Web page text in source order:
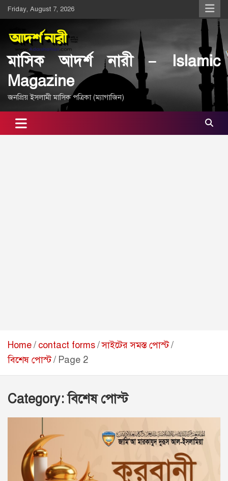
Skip
to
content
Friday, August 7, 2026
মাসিক আদর্শ নারী – Islamic
Magazine
জনপ্রিয় ইসলামী মাসিক পত্রিকা (ম্যাগাজিন)
Home contact forms সাইটের সমস্ত পোস্ট
বিশেষ পোস্ট
Page 2
Category:বিশেষ পোস্ট